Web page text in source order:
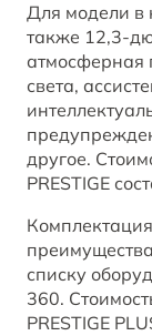
Для модели в
также 12,3-
атмосферная
света,
другое.
PRESTIGE
списку
360.
PRESTIGE